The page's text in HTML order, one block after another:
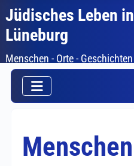
Jüdisches Leben in
Lüneburg
Menschen - Orte - Geschichten